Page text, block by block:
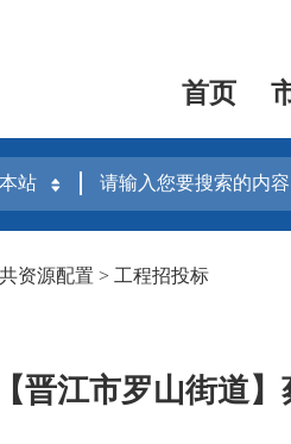
首页
资源配置 > 工程招投标
【晋江市罗山街道